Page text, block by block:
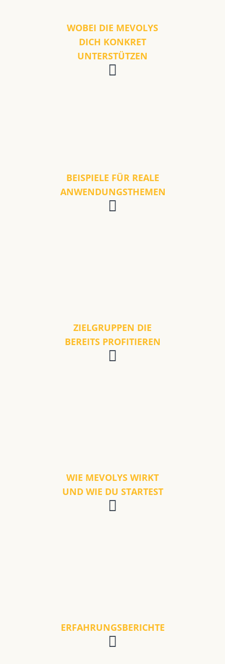
WOBEI DIE MEVOLYS
DICH KONKRET
UNTERSTÜTZEN
BEISPIELE FÜR REALE
ANWENDUNGSTHEMEN
ZIELGRUPPEN DIE
BEREITS PROFITIEREN
WIE MEVOLYS WIRKT
UND WIE DU STARTEST
ERFAHRUNGSBERICHTE